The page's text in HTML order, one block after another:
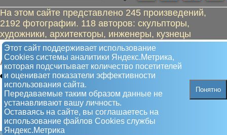
На этом сайте представлено 245 произведений,
2192 фотографии. 118 авторов: скульпторы,
художники, архитекторы, инженеры, кузнецы
Этот сайт поддерживает использование
Сookies системы аналитики Яндекс.Метрика,
которая подсчитывает количество посетителей
и оценивает показатели эффективности
использования сайта.
Передаваемые таким образом данные не
устанавливают вашу личность.
Оставаясь на сайте, вы соглашаетесь на
использование файлов Сookies службы
Яндекс.Метрика
Понятно
Техноаллея
Арт-объект